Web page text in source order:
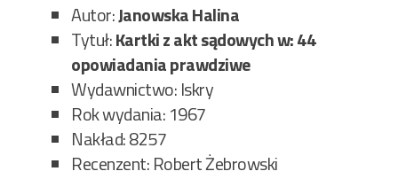
Autor:Janowska Halina
Tytuł:Kartki z akt sądowych w: 44
opowiadania prawdziwe
Wydawnictwo: Iskry
Rok wydania: 1967
Nakład: 8257
Recenzent: Robert Żebrowski